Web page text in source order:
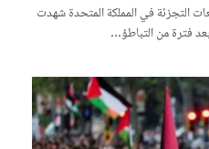
التجزئة في المملكة المتحدة شهدت